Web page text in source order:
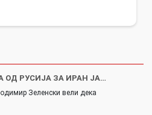
ОД РУСИЈА ЗА ИРАН ЈА…
Зеленски вели дека